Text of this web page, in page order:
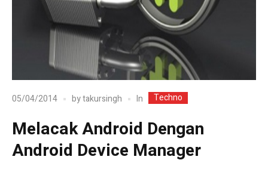
05/04/2014 bytakursingh In Techno
Melacak Android Dengan
Android Device Manager